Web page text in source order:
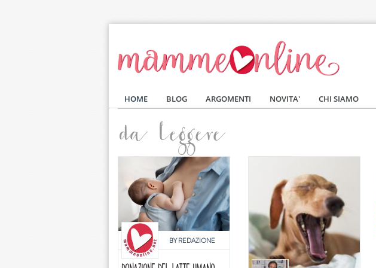
HOME BLOG ARGOMENTI NOVITA' CHI SIAMO
da leggere
BYREDAZIONE